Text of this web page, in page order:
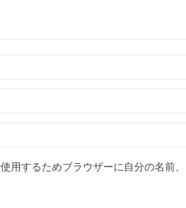
用するためブラウザーに自分の名前